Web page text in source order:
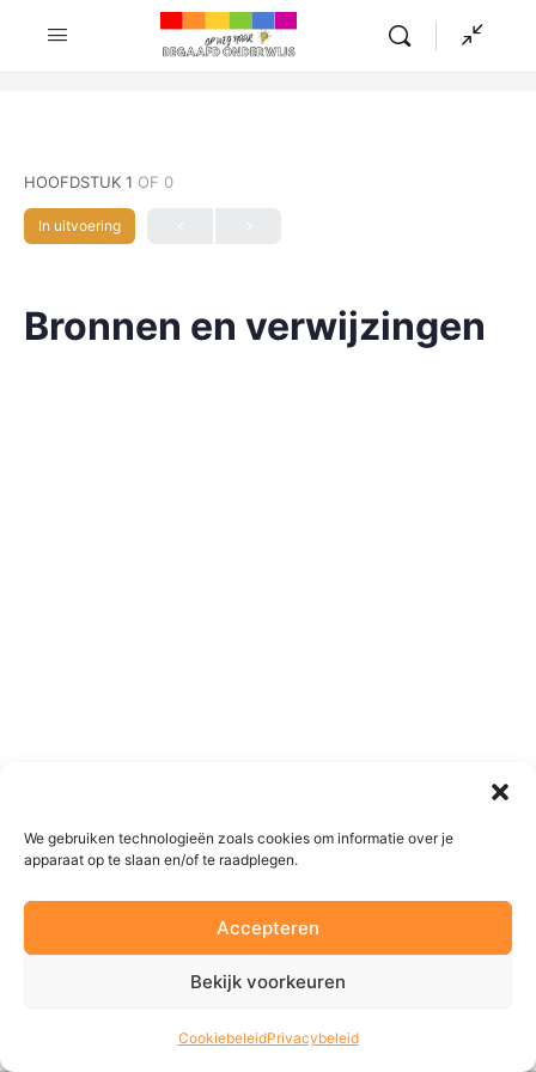
We gebruiken technologieën zoals cookies om informatie over je
apparaat op te slaan en/of te raadplegen.
Accepteren
Bekijk voorkeuren
CookiebeleidPrivacybeleid
HOOFDSTUK 1 OF 0
In uitvoering
Bronnen en verwijzingen